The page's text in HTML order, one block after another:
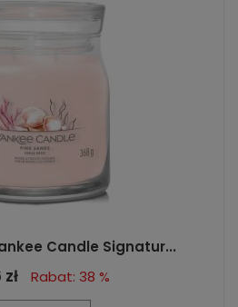
Candle Signatur...
Rabat: 38 %